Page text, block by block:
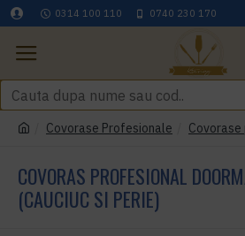
0314 100 110 0740 230 170
Covorase Profesionale Covorase
COVORAS PROFESIONAL
(CAUCIUC SI PERIE)